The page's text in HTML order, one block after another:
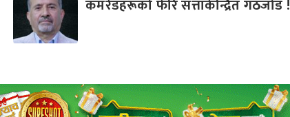
कमरेडहरूको फेरि सत्ताकेन्द्रित गठजोड !